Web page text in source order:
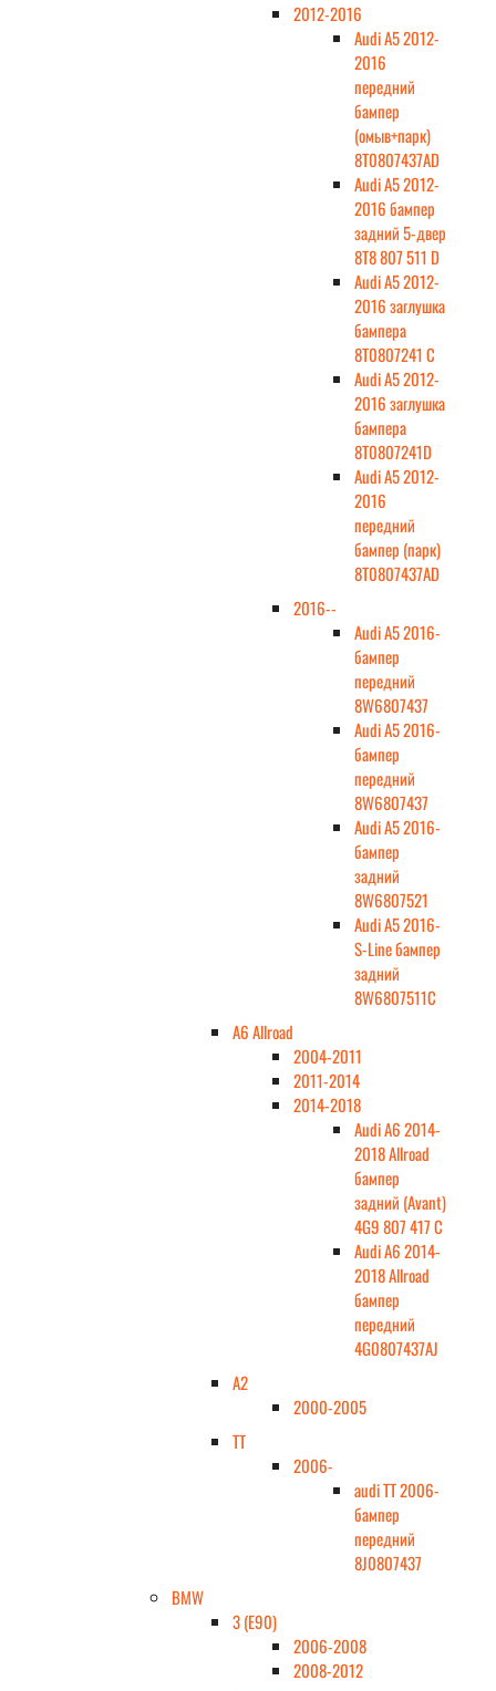
2012-2016
Audi A5 2012-
2016
передний
бампер
(омыв+парк)
8T0807437AD
Audi A5 2012-
2016 бампер
задний 5-двер
8T8 807 511 D
Audi A5 2012-
2016 заглушка
бампера
8T0807241 C
Audi A5 2012-
2016 заглушка
бампера
8T0807241D
Audi A5 2012-
2016
передний
бампер (парк)
8T0807437AD
2016--
Audi A5 2016-
бампер
передний
8W6807437
Audi A5 2016-
бампер
передний
8W6807437
Audi A5 2016-
бампер
задний
8W6807521
Audi A5 2016-
S-Line бампер
задний
8W6807511C
A6 Allroad
2004-2011
2011-2014
2014-2018
Audi A6 2014-
2018 Allroad
бампер
задний (Avant)
4G9 807 417 C
Audi A6 2014-
2018 Allroad
бампер
передний
4G0807437AJ
A2
2000-2005
TT
2006-
audi TT 2006-
бампер
передний
8J0807437
BMW
3 (E90)
2006-2008
2008-2012